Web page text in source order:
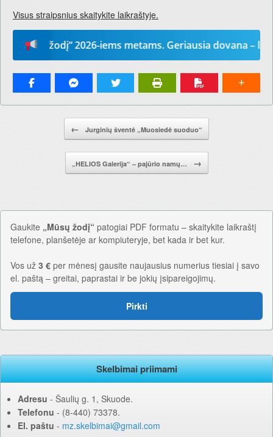
Visus straipsnius skaitykite laikraštyje.
žodį“ 2026-iems metams. Geriausia dovana –
← Jurginių šventė „Muosiedė suoduo“
„HELIOS Galerija“ – pajūrio namų… →
Gaukite „Mūsų žodį“ patogiai PDF formatu – skaitykite laikraštį
telefone, planšetėje ar kompiuteryje, bet kada ir bet kur.
Vos už 3 € per mėnesį gausite naujausius numerius tiesiai į savo
el. paštą – greitai, paprastai ir be jokių įsipareigojimų.
Pirkti
Skelbimai priimami
Adresu ‐ Šaulių g. 1, Skuode.
Telefonu ‐ (8-440) 73378.
El. paštu ‐ mz.skelbimai@gmail.com